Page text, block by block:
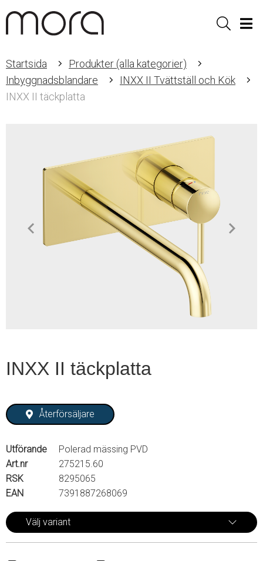
Sök
Startsida
Produkter (alla kategorier)
Inbyggnadsblandare
INXX II Tvättställ och Kök
INXX II täckplatta
INXX II täckplatta
Återförsäljare
Utförande
Polerad mässing PVD
Art.nr
275215.60
RSK
8295065
EAN
7391887268069
Välj variant